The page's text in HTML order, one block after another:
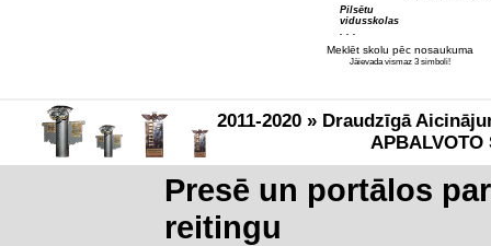
Pilsētu
vidusskolas
. . .
Meklēt skolu pēc nosaukuma
Jāievada vismaz 3 simboli!
2011-2020 » Draudzīgā
APBALVOTO
Presē un portālos
reitingu